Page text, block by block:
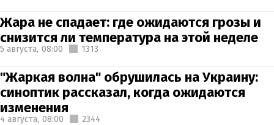
Жара не спадает: где ожидаются грозы и
снизится ли температура на этой неделе
5 августа, 08:00 1313
"Жаркая волна" обрушилась на Украину:
синоптик рассказал, когда ожидаются
изменения
4 августа, 08:00 2344